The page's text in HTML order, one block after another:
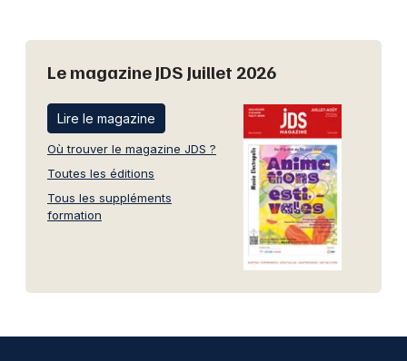
Le magazine JDS Juillet 2026
Lire le magazine
Où trouver le magazine JDS ?
Toutes les éditions
Tous les suppléments
formation